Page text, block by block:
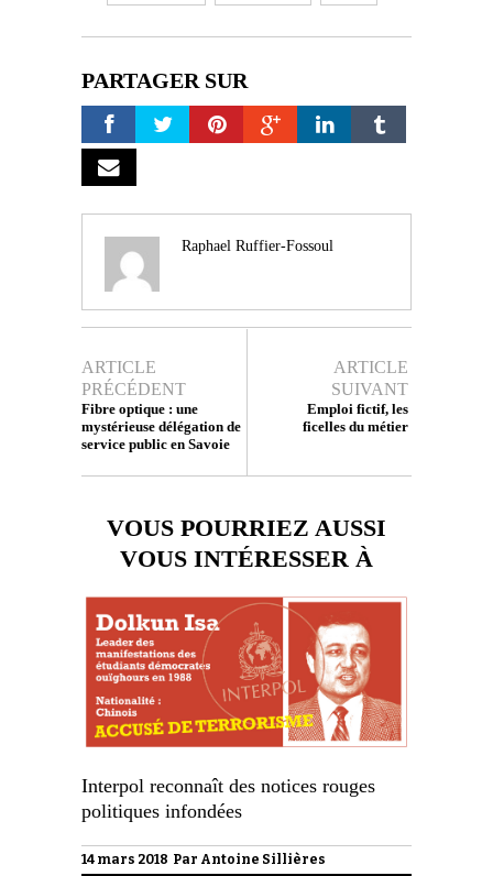
PARTAGER SUR
Raphael Ruffier-Fossoul
ARTICLE
PRÉCÉDENT
Fibre optique : une
mystérieuse délégation de
service public en Savoie
ARTICLE
SUIVANT
Emploi fictif, les
ficelles du métier
VOUS POURRIEZ AUSSI
VOUS INTÉRESSER À
Interpol reconnaît des notices rouges
politiques infondées
14 mars 2018 Par Antoine Sillières